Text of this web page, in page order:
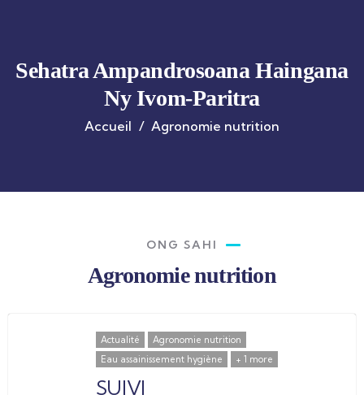
Sehatra Ampandrosoana Haingana
Ny Ivom-Paritra
Accueil Agronomie nutrition
ONG SAHI
Agronomie nutrition
Actualité
Agronomie nutrition
Eau assainissement hygiène
+ 1 more
SUIVI